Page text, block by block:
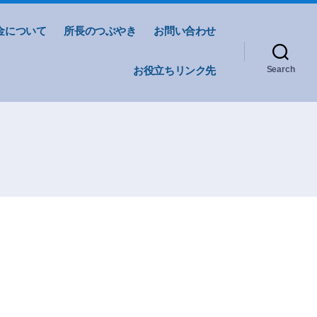
について 所長のつぶやき お問い合わせ
お役立ちリンク先 Search